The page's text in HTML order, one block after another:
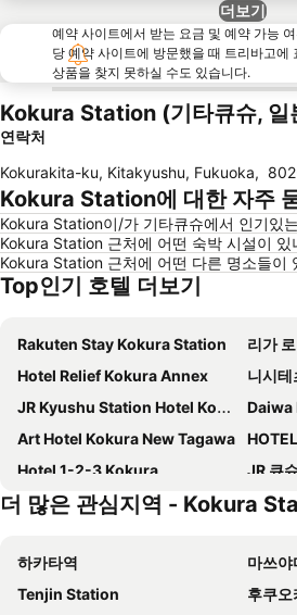
더보기
예약 사이트에서 받는 요금 및 예약 가능
당 예약 사이트에 방문했을 때 트리바고에
상품을 찾지 못하실 수도 있습니다.
Kokura Station (기타큐슈, 일
연락처
Kokurakita-ku, Kitakyushu, Fukuoka,
Kokura Station에 대한 자주
Kokura Station이/가 기타큐슈에서 인기있
Kokura Station 근처에 어떤 숙박 시설이 있
Kokura Station 근처에 어떤 다른 명소들이
Top인기 호텔 더보기
Rakuten Stay Kokura Station
리가
Hotel Relief Kokura Annex
니시테
JR Kyushu Station Hotel Kokura
Daiwa
Art Hotel Kokura New Tagawa
HOTEL
Hotel 1-2-3 Kokura
JR 큐
프리미어 호텔 모지코
도미 인 프
Smile Hotel Kokura
토요코
토요코인 고쿠라 에키 신칸센 구치
비아
더 많은 관심지역 - Kokura
하카타역
마쓰야
Tenjin Station
후쿠오